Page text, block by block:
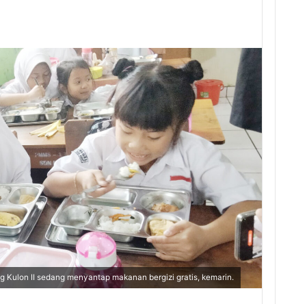
Kulon II sedang menyantap makanan bergizi gratis, kemarin.